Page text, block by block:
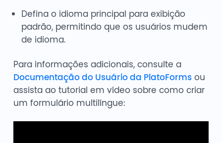
Defina o idioma principal para exibição
padrão, permitindo que os usuários mudem
de idioma.
Para informações adicionais, consulte a
Documentação do Usuário da PlatoFormsou
assista ao tutorial em vídeo sobre como criar
um formulário multilíngue: